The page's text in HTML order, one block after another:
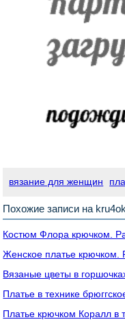
вязание для женщин
Похожие записи на
Костюм Флора крючком.
Женское платье
Вязаные цветы в
Платье в технике
Платье крючком Коралл в